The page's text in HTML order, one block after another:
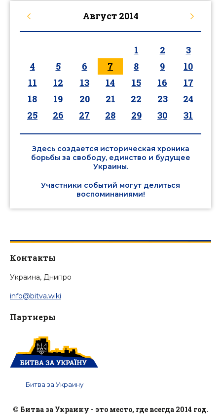
Август 2014
1 2
3
4
5 6 7 8 9
10
11
12 13 14 15 16
17
18
19 20 21 22 23
24
25
26 27 28 29 30 31
Здесь создается историческая хроника
борьбы за свободу, единство и будущее
Украины.
Участники событий могут делиться
воспоминаниями!
Контакты
Украина, Днипро
info@bitva.wiki
Партнеры
Битва за Украину
© Битва за Украину - это место, где всегда 2014 год.